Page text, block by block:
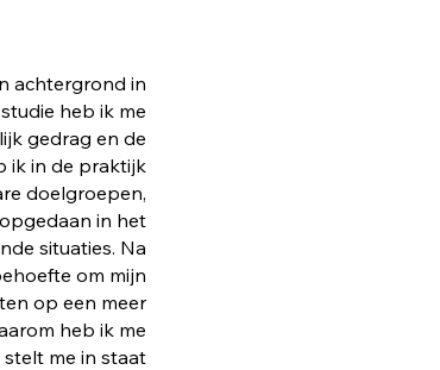
achtergrond in
heb ik me
gedrag en de
ik in de praktijk
doelgroepen,
in het
situaties. Na
om mijn
op een meer
heb ik me
me in staat